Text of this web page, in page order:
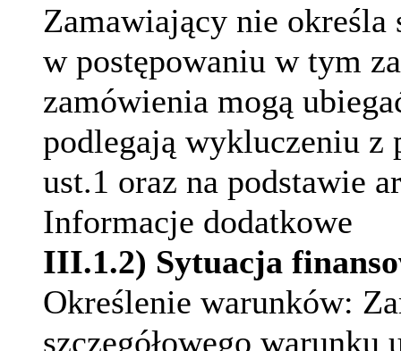
Zamawiający nie określa
w postępowaniu w tym
zamówienia mogą
podlegają wykluczeniu z
ust.1 oraz na podstawie
Informacje dodatkowe
III.1.2) Sytuacja
Określenie warunków:
szczegółowego